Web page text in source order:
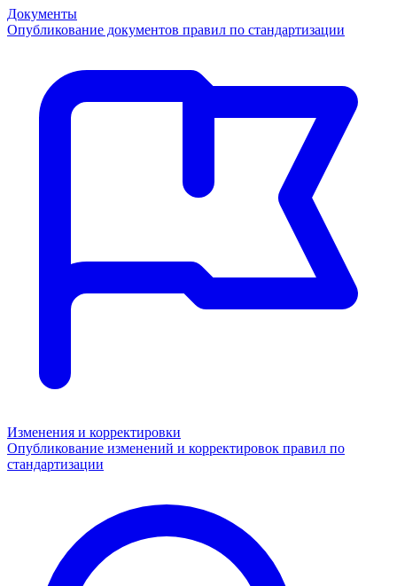
Документы
Опубликование документов правил по стандартизации
Изменения и корректировки
Опубликование изменений и корректировок правил по
стандартизации